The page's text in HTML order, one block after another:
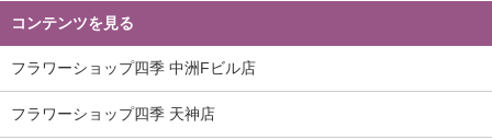
コンテンツを見る
フラワーショップ四季 中洲Fビル店
フラワーショップ四季 天神店